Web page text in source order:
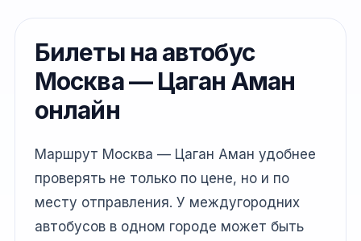
Билеты на автобус
Москва — Цаган Аман
онлайн
Маршрут Москва — Цаган Аман удобнее
проверять не только по цене, но и по
месту отправления. У междугородних
автобусов в одном городе может быть